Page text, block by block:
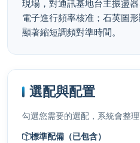
現場，對通訊基地台主振盪
電子進行頻率核准；石英圖
顯著縮短調頻對準時間。
選配與配置
勾選您需要的選配，系統會整
標準配備（已包含）